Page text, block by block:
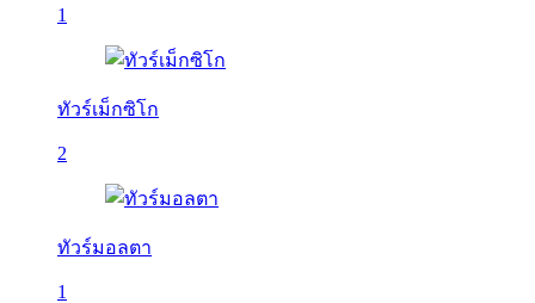
1
ทัวร์เม็กซิโก
2
ทัวร์มอลตา
1